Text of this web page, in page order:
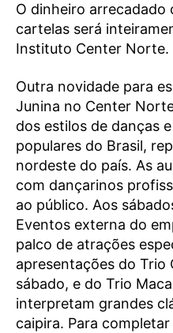
O dinheiro arrecadado
cartelas será
Instituto Center Norte.
Outra novidade para
Junina no Center
dos estilos de danças
populares do Brasil,
nordeste do país. As
com dançarinos
ao público. Aos
Eventos externa do
palco de atrações
apresentações do Trio
sábado, e do Trio
interpretam grandes
caipira. Para